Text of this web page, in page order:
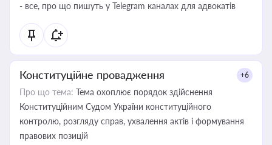
- все, про що пишуть у Telegram каналах для адвокатів
Конституційне провадження +6
Про що тема: Тема охоплює порядок здійснення
Конституційним Судом України конституційного
контролю, розгляду справ, ухвалення актів і формування
правових позицій